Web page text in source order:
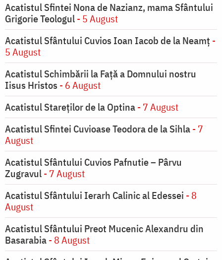
Acatistul Sfintei Nona de Nazianz, mama Sfântului
Grigorie Teologul- 5 August
Acatistul Sfântului Cuvios Ioan Iacob de la Neamț -
5 August
Acatistul Schimbării la Faţă a Domnului nostru
Iisus Hristos - 6 August
Acatistul Stareţilor de la Optina- 7 August
Acatistul Sfintei Cuvioase Teodora de la Sihla- 7
August
Acatistul Sfântului Cuvios Pafnutie – Pârvu
Zugravul- 7 August
Acatistul Sfântului Ierarh Calinic al Edessei - 8
August
Acatistul Sfântului Preot Mucenic Alexandru din
Basarabia- 8 August